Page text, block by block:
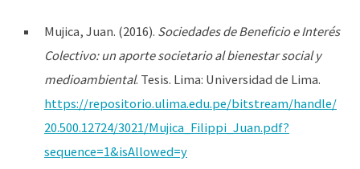
Mujica, Juan. (2016). Sociedades de Beneficio e Interés
Colectivo: un aporte societario al bienestar social y
medioambiental. Tesis. Lima: Universidad de Lima.
https://repositorio.ulima.edu.pe/bitstream/handle/
20.500.12724/3021/Mujica_Filippi_Juan.pdf?
sequence=1&isAllowed=y